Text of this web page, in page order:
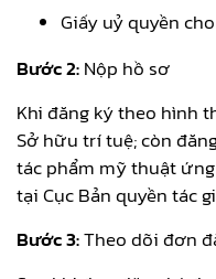
Giấy uỷ quyền
Bước 2:Nộp hồ sơ
Khi đăng ký theo hình
Sở hữu trí tuệ; còn
tác phẩm mỹ thuật
tại Cục Bản quyền tác
Bước 3:Theo dõi đơn